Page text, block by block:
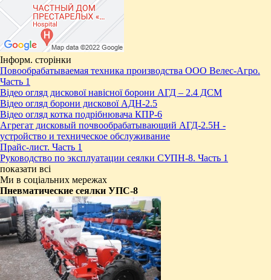
Інформ. сторінки
Повообрабатываемая техника производства ООО Велес-Агро.
Часть 1
Відео огляд дискової навісної борони АГД – 2.4 ДСМ
Відео огляд борони дискової АДН-2.5
Відео огляд котка подрібнювача КПР-6
Агрегат дисковый почвообрабатывающий АГД-2.5Н -
устройство и техническое обслуживание
Прайс-лист. Часть 1
Руководство по эксплуатации сеялки СУПН-8. Часть 1
показати всі
Ми в соціальних мережах
Пневматические сеялки УПС-8